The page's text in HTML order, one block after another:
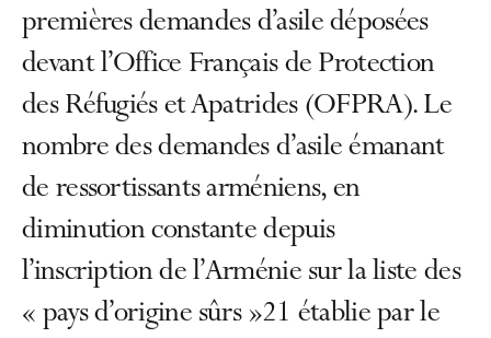
premières demandes d’asile déposées
devant l’Office Français de Protection
des Réfugiés et Apatrides (OFPRA). Le
nombre des demandes d’asile émanant
de ressortissants arméniens, en
diminution constante depuis
l’inscription de l’Arménie sur la liste des
« pays d’origine sûrs »21 établie par le